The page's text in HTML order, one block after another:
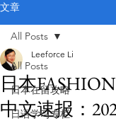
文章
All Posts
日本在留攻略
日语学习专栏
All Posts
日本
中文速报：
Leeforce Li